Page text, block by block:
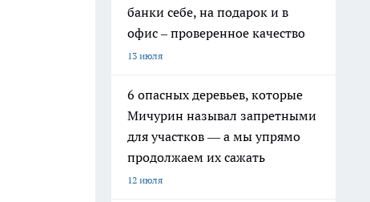
банки себе, на подарок и в
офис – проверенное качество
13 июля
6 опасных деревьев, которые
Мичурин называл запретными
для участков — а мы упрямо
продолжаем их сажать
12 июля